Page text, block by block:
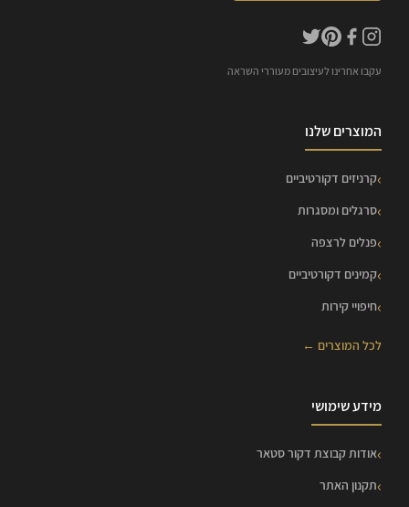
עקבו אחרינו לעיצובים מעוררי השראה
המוצרים שלנו
קרניזים דקורטיביים
סרגלים ומסגרות
פנלים לרצפה
קמינים דקורטיביים
חיפויי קירות
לכל המוצרים ←
מידע שימושי
אודות קבוצת דקור סטאר
תקנון האתר